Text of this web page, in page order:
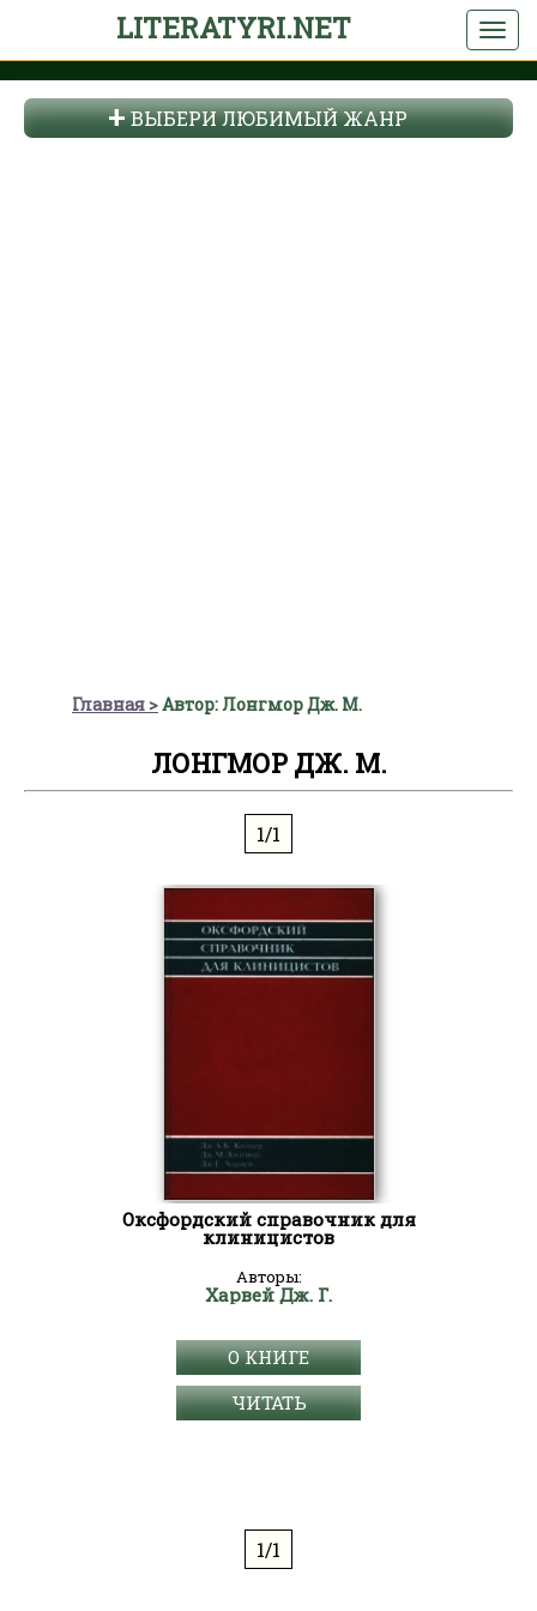
LITERATYRI.NET
ВЫБЕРИ ЛЮБИМЫЙ ЖАНР
Главная Автор: Лонгмор Дж. М.
ЛОНГМОР ДЖ. М.
1/1
Оксфордский справочник для
клиницистов
Авторы:
Харвей Дж. Г.
О КНИГЕ
ЧИТАТЬ
1/1